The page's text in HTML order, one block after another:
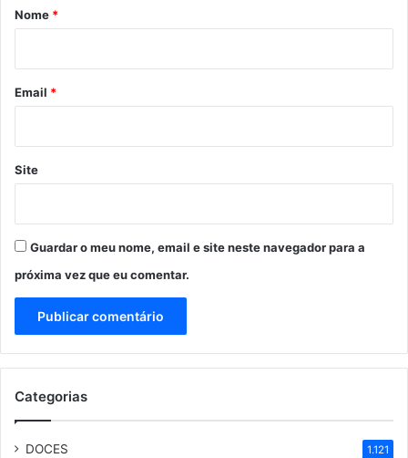
r
*
Nome *
Email *
Site
Guardar o meu nome, email e site neste navegador para a
próxima vez que eu comentar.
Categorias
DOCES 1.121